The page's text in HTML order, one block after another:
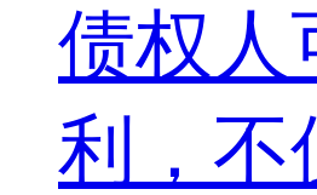
债权人
利，不